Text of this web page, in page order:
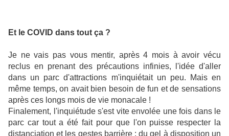
Et le COVID dans tout ça ?
Je ne vais pas vous mentir, après 4 mois à avoir vécu
reclus en prenant des précautions infinies, l'idée d'aller
dans un parc d'attractions m'inquiétait un peu. Mais en
même temps, on avait bien besoin de fun et de sensations
après ces longs mois de vie monacale !
Finalement, l'inquiétude s'est vite envolée une fois dans le
parc car tout a été fait pour que l'on puisse respecter la
distanciation et les gestes barrière : du gel à disposition un